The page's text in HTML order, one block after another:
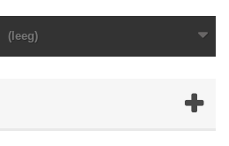
(leeg)